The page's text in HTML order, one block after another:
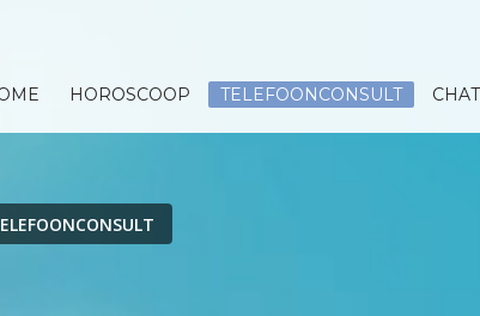
HOROSCOOP TELEFOONCONSULT